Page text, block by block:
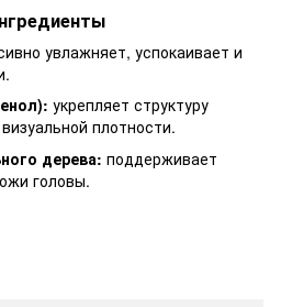
увлажняет, успокаивает и
укрепляет структуру
плотности.
дерева: поддерживает
головы.